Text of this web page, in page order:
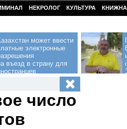
НЕКРОЛОГ КУЛЬТУРА
может ввести
электронные
въезд в страну для
число